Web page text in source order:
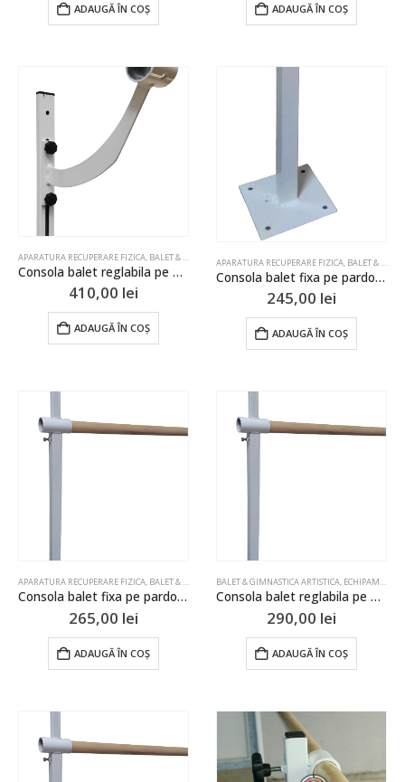
ADAUGĂ ÎN COȘ ADAUGĂ ÎN COȘ
APARATURA RECUPERARE FIZICA, BALET & GIMNASTICA ARTISTICA ,ECHIPAMENT DE REABILITARE
Consola balet reglabila pe perete dubla
410,00 lei
ADAUGĂ ÎN COȘ
APARATURA RECUPERARE FIZICA, BALET & GIMNASTICA ARTISTICA
Consola balet fixa pe pardoseala simpla
245,00 lei
ADAUGĂ ÎN COȘ
APARATURA RECUPERARE FIZICA, BALET & GIMNASTICA ARTISTICA ,ECHIPAMENT DE REABILITARE
Consola balet fixa pe pardoseala dubla
265,00 lei
ADAUGĂ ÎN COȘ
BALET & GIMNASTICA ARTISTICA, ECHIPAMENT DE REABILITARE
Consola balet reglabila pe pardoseala dubla
290,00 lei
ADAUGĂ ÎN COȘ